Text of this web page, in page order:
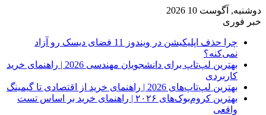
دوشنبه, آگوست 10 2026
خبر فوری
چرا حذف اپلیکیشن در ویندوز 11 فضای دیسک رو آزاد
نمی‌کنه؟
بهترین لپ‌تاپ برای دانشجویان مهندسی 2026 | راهنمای خرید
کاربردی
بهترین لپ‌تاپ‌های 2026 | راهنمای خرید از اقتصادی تا گیمینگ
بهترین کروم‌بوک‌های ۲۰۲۶ | راهنمای خرید بر اساس تست
واقعی